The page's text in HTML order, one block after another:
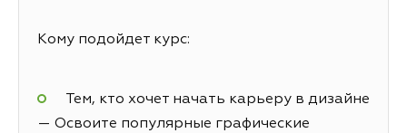
Кому подойдет курс:
Тем, кто хочет начать карьеру в дизайне
— Освоите популярные графические